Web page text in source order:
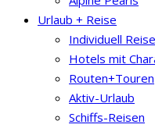
Urlaub + Reise
Individuell
Hotels mit
Routen+Touren
Aktiv-Urlaub
Schiffs-Reisen